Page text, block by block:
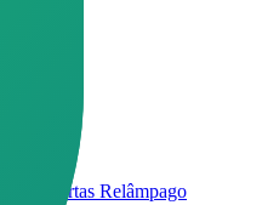
🔥 Ofertas Relâmpago